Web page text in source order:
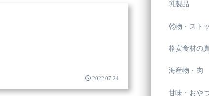
2022.07.24
乳製品
乾物・スト
格安食材の
海産物・肉
甘味・おやつ